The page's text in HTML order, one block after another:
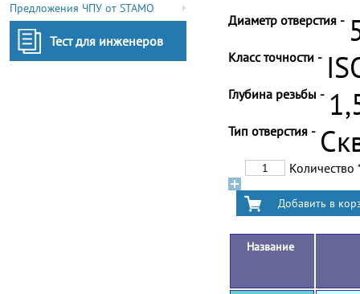
Предложения ЧПУ от STAMO
Тест для инженеров
Диаметр отверстия -
Класс точности -
Глубина резьбы -
Тип отверстия -
Количество
Название